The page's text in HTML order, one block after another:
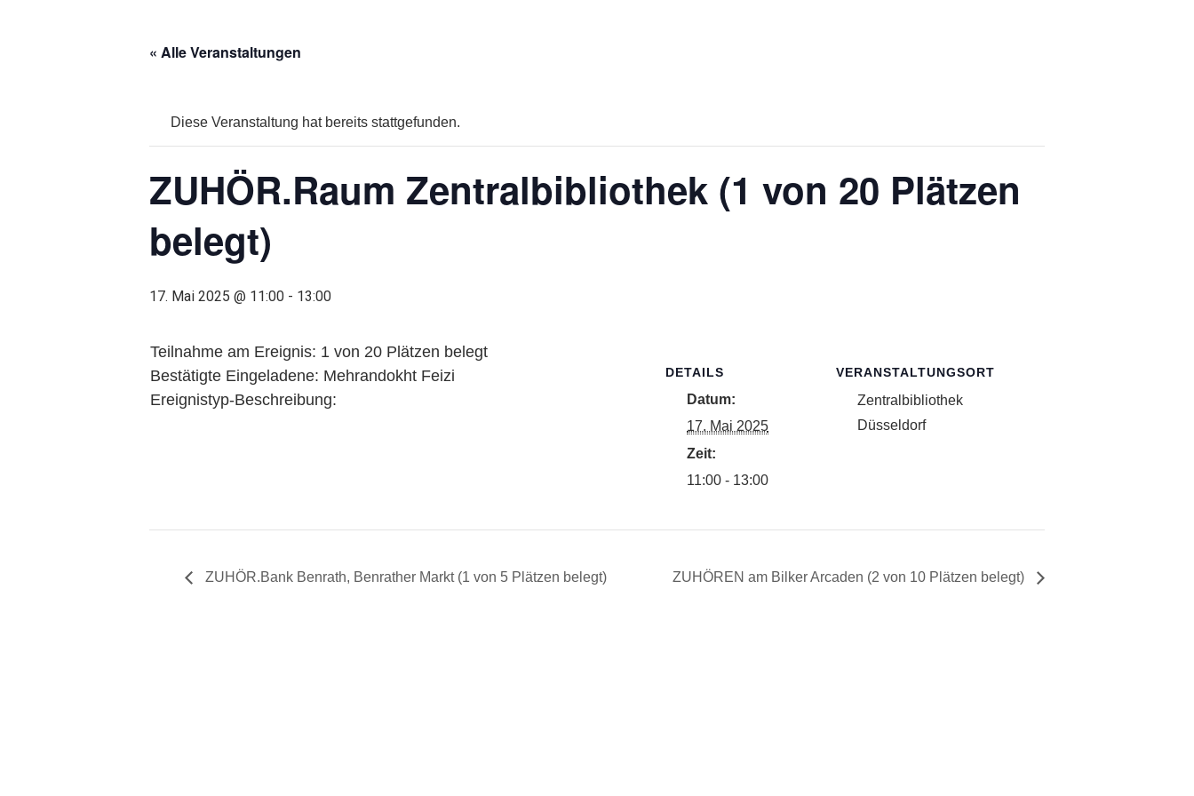
« Alle Veranstaltungen
Diese Veranstaltung hat bereits stattgefunden.
ZUHÖR.Raum Zentralbibliothek (1 von 20 Plätzen
belegt)
17. Mai 2025 @ 11:00 - 13:00
Teilnahme am Ereignis: 1 von 20 Plätzen belegt
Bestätigte Eingeladene: Mehrandokht Feizi
Ereignistyp-Beschreibung:
DETAILS
Datum:
17. Mai 2025
Zeit:
11:00 - 13:00
VERANSTALTUNGSORT
Zentralbibliothek
Düsseldorf
ZUHÖR.Bank Benrath, Benrather Markt (1 von 5 Plätzen belegt) ZUHÖREN am Bilker Arcaden (2 von 10 Plätzen belegt)